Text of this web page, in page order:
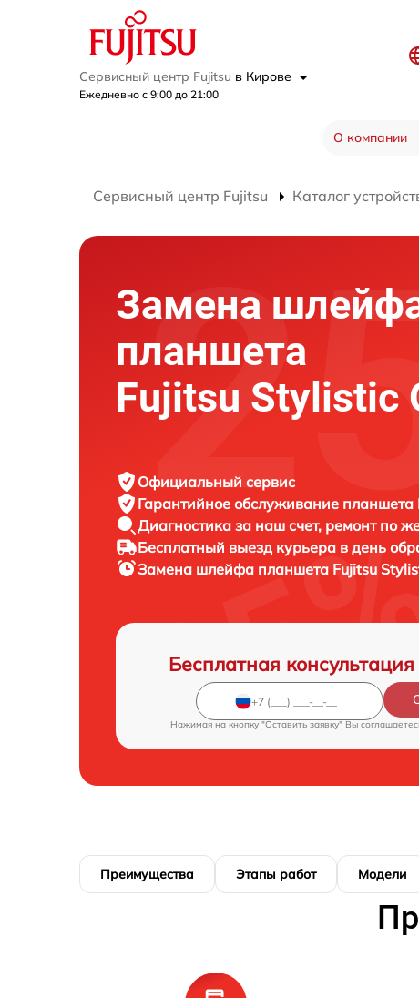
Сервисный центр Fujitsu в Кирове
Ежедневно с 9:00 до 21:00
О компании
Сервисный центр Fujitsu Каталог
Замена
планшета
Fujitsu Stylistic
Официальный сервис
Гарантийное обслуживание планшета
Диагностика за наш счет, ремонт по
Бесплатный выезд курьера в день
Замена шлейфа планшета Fujitsu
Бесплатная
Нажимая на кнопку "Оставить заявку" Вы
Преимущества Этапы работ Модели